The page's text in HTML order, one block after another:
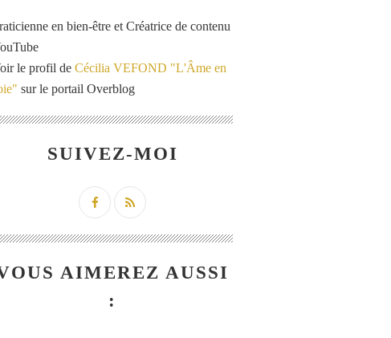
en bien-être et Créatrice de contenu
le profil de Cécilia VEFOND "L'Âme en
sur le portail Overblog
SUIVEZ-MOI
AIMEREZ AUSSI
: